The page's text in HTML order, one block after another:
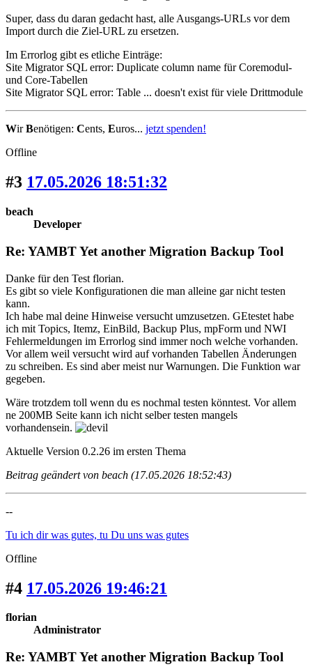
Super, dass du daran gedacht hast, alle Ausgangs-URLs vor dem
Import durch die Ziel-URL zu ersetzen.
Im Errorlog gibt es etliche Einträge:
Site Migrator SQL error: Duplicate column name für Coremodul-
und Core-Tabellen
Site Migrator SQL error: Table ... doesn't exist für viele Drittmodule
WirBenötigen: Cents, Euros... jetzt spenden!
Offline
#3 17.05.2026 18:51:32
beach
Developer
Re: YAMBT Yet another Migration Backup Tool
Danke für den Test florian.
Es gibt so viele Konfigurationen die man alleine gar nicht testen
kann.
Ich habe mal deine Hinweise versucht umzusetzen. GEtestet habe
ich mit Topics, Itemz, EinBild, Backup Plus, mpForm und NWI
Fehlermeldungen im Errorlog sind immer noch welche vorhanden.
Vor allem weil versucht wird auf vorhanden Tabellen Änderungen
zu schreiben. Es sind aber meist nur Warnungen. Die Funktion war
gegeben.
Wäre trotzdem toll wenn du es nochmal testen könntest. Vor allem
ne 200MB Seite kann ich nicht selber testen mangels
vorhandensein.
Aktuelle Version 0.2.26 im ersten Thema
Beitrag geändert von beach (17.05.2026 18:52:43)
--
Tu ich dir was gutes, tu Du uns was gutes
Offline
#4 17.05.2026 19:46:21
florian
Administrator
Re: YAMBT Yet another Migration Backup Tool